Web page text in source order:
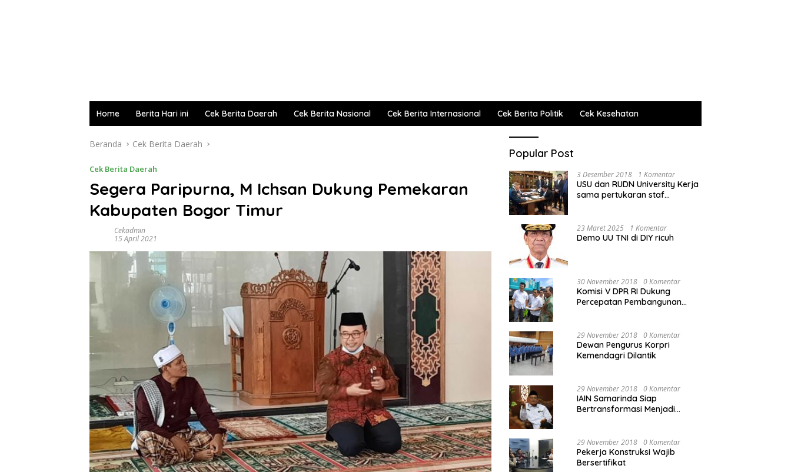
Home Berita Hari ini Cek Berita Daerah Cek Berita Nasional Cek Berita Internasional Cek Berita Politik Cek Kesehatan
Beranda Cek Berita Daerah
Cek Berita Daerah
Segera Paripurna, M Ichsan Dukung Pemekaran
Kabupaten Bogor Timur
Cekadmin
15 April 2021
Popular Post
3 Desember 2018 1 Komentar
USU dan RUDN University Kerja
sama pertukaran staf
23 Maret 2025 1 Komentar
Demo UU TNI di DIY ricuh
30 November 2018 0 Komentar
Komisi V DPR RI Dukung
Percepatan Pembangunan
29 November 2018 0 Komentar
Dewan Pengurus Korpri
Kemendagri Dilantik
29 November 2018 0 Komentar
IAIN Samarinda Siap
Bertransformasi Menjadi
29 November 2018 0 Komentar
Pekerja Konstruksi Wajib
Bersertifikat